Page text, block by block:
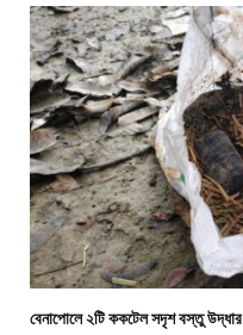
বেনাপোলে ২টি ককটেল সদৃশ বস্তু উদ্ধার